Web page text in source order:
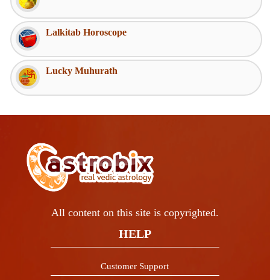
Lalkitab Horoscope
Lucky Muhurath
All content on this site is copyrighted.
HELP
Customer Support